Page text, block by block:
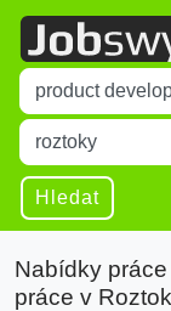
Title
Type 1 or more
Místo
Type 1 or more
Hledat
Nabídky
práce v